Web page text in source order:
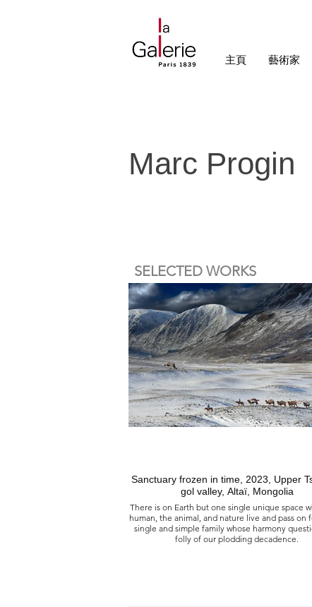
主頁 藝術家
Marc Progin
SELECTED WORKS
Sanctuary frozen in time, 2023, Upper Tsagaan
gol valley, Altaï, Mongolia
There is on Earth but one single unique space
human, the animal, and nature live and pass on
single and simple family whose harmony
folly of our plodding decadence.